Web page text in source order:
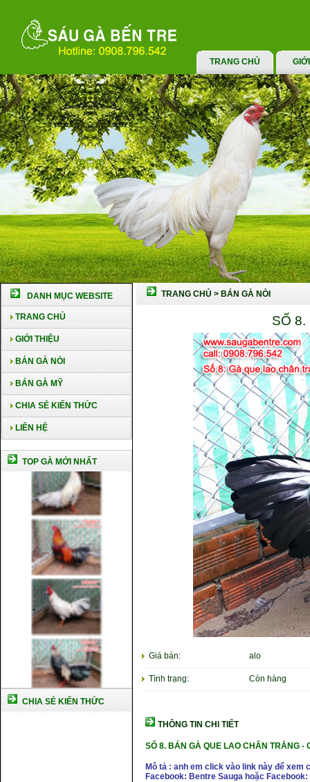
TRANG CHỦ
DANH MỤC WEBSITE
TRANG CHỦ
GIỚI THIỆU
BÁN GÀ NÒI
BÁN GÀ MỸ
CHIA SẺ KIẾN THỨC
LIÊN HỆ
TOP GÀ MỚI NHẤT
CHIA SẺ KIẾN THỨC
TRANG CHỦ > BÁN GÀ NÒI
SỐ 8.
Giá bán: alo
Tình trạng: Còn hàng
THÔNG TIN CHI TIẾT
SỐ 8.BÁN GÀ QUE LAO CHÂN TRẮNG -
Mô tả : anh em click vào link này để
Facebook: Bentre Sauga hoặc Facebook: